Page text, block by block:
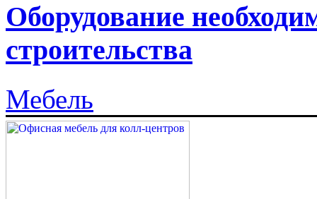
Оборудование
строительства
Мебель